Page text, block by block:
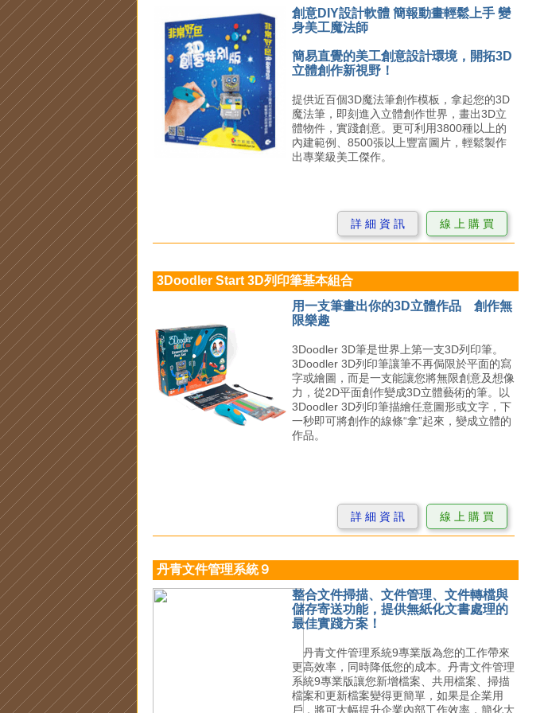
創意DIY設計軟體 簡報動畫輕鬆上手 變
身美工魔法師
簡易直覺的美工創意設計環境，開拓3D
立體創作新視野！
提供近百個3D魔法筆創作模板，拿起您的3D
魔法筆，即刻進入立體創作世界，畫出3D立
體物件，實踐創意。更可利用3800種以上的
內建範例、8500張以上豐富圖片，輕鬆製作
出專業級美工傑作。
詳 細 資 訊 線 上 購 買
3Doodler Start 3D列印筆基本組合
用一支筆畫出你的3D立體作品 創作無
限樂趣
3Doodler 3D筆是世界上第一支3D列印筆。
3Doodler 3D列印筆讓筆不再侷限於平面的寫
字或繪圖，而是一支能讓您將無限創意及想像
力，從2D平面創作變成3D立體藝術的筆。以
3Doodler 3D列印筆描繪任意圖形或文字，下
一秒即可將創作的線條“拿”起來，變成立體的
作品。
詳 細 資 訊 線 上 購 買
丹青文件管理系統９
整合文件掃描、文件管理、文件轉檔與
儲存寄送功能，提供無紙化文書處理的
最佳實踐方案！
丹青文件管理系統9專業版為您的工作帶來
更高效率，同時降低您的成本。丹青文件管理
系統9專業版讓您新增檔案、共用檔案、掃描
檔案和更新檔案變得更簡單，如果是企業用
戶，將可大幅提升企業內部工作效率，簡化大